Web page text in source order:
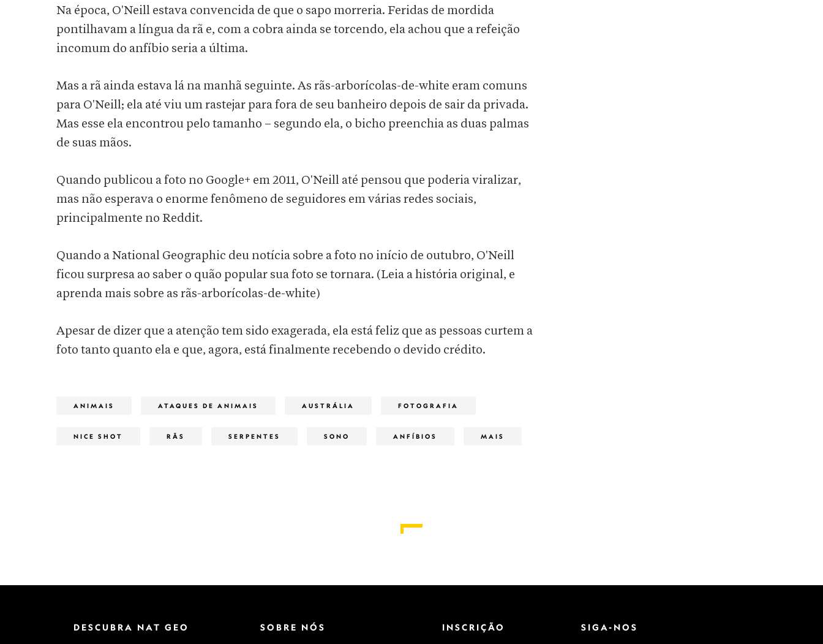
Na época, O'Neill estava convencida de que o sapo morreria. Feridas de mordida
pontilhavam a língua da rã e, com a cobra ainda se torcendo, ela achou que a refeição
incomum do anfíbio seria a última.
Mas a rã ainda estava lá na manhã seguinte. As rãs-arborícolas-de-white eram comuns
para O'Neill; ela até viu um rastejar para fora de seu banheiro depois de sair da privada.
Mas esse ela encontrou pelo tamanho – segundo ela, o bicho preenchia as duas palmas
de suas mãos.
Quando publicou a foto no Google+ em 2011, O'Neill até pensou que poderia viralizar,
mas não esperava o enorme fenômeno de seguidores em várias redes sociais,
principalmente no Reddit.
Quando a National Geographic deu notícia sobre a foto no início de outubro, O'Neill
ficou surpresa ao saber o quão popular sua foto se tornara. (Leia a história original, e
aprenda mais sobre as rãs-arborícolas-de-white)
Apesar de dizer que a atenção tem sido exagerada, ela está feliz que as pessoas curtem a
foto tanto quanto ela e que, agora, está finalmente recebendo o devido crédito.
ANIMAIS ATAQUES DE ANIMAIS AUSTRÁLIA FOTOGRAFIA
NICE SHOT RÃS SERPENTES SONO ANFÍBIOS MAIS
DESCUBRA NAT GEO SOBRE NÓS INSCRIÇÃO SIGA-NOS